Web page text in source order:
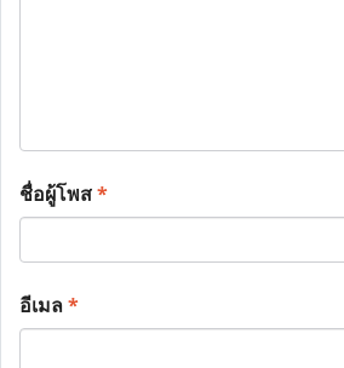
ชื่อผู้โพส*
อีเมล*